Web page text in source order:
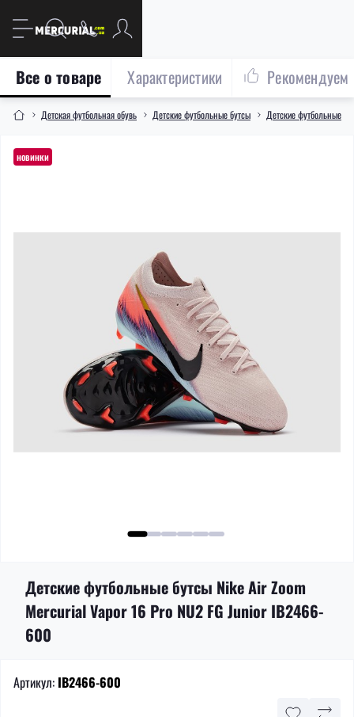
Детская футбольная обувь Детские футбольные бутсы Детские футбольные
Все о товаре Характеристики Рекомендуем
новинки
Детские футбольные бутсы Nike Air Zoom
Mercurial Vapor 16 Pro NU2 FG Junior IB2466-
600
Артикул: IB2466-600